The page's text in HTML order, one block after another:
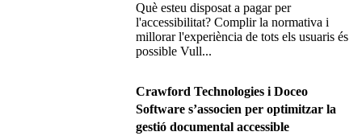
Què esteu disposat a pagar per
l'accessibilitat? Complir la normativa i
millorar l'experiència de tots els usuaris és
possible Vull...
Crawford Technologies i Doceo
Software s’associen per optimitzar la
gestió documental accessible